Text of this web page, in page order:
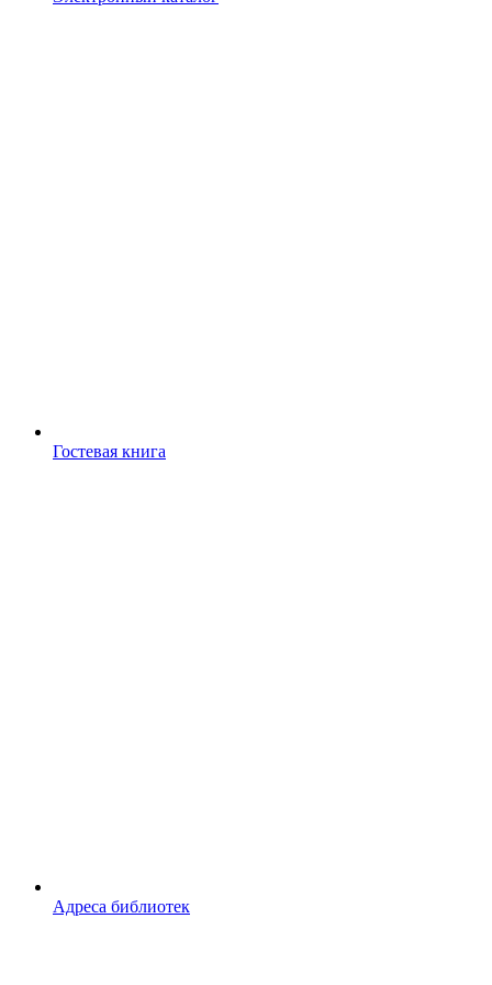
Гостевая книга
Адреса библиотек